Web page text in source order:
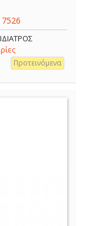
Προτεινόμενα